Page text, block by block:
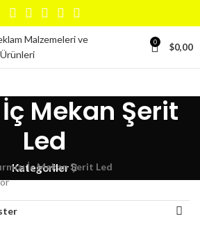
0 $0,00
İç Mekan Şerit
Led
Kategoriler
İç Mekan Şerit Led